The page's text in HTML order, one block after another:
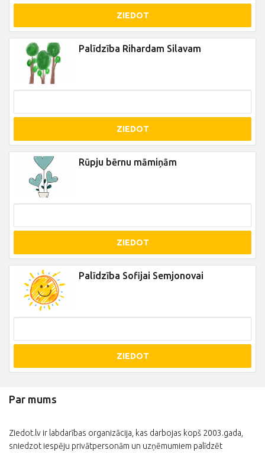
ZIEDOT
Palīdzība Rihardam Silavam
ZIEDOT
Rūpju bērnu māmiņām
ZIEDOT
Palīdzība Sofijai Semjonovai
ZIEDOT
Par mums
Ziedot.lv ir labdarības organizācija, kas darbojas kopš 2003.gada,
sniedzot iespēju privātpersonām un uzņēmumiem palīdzēt